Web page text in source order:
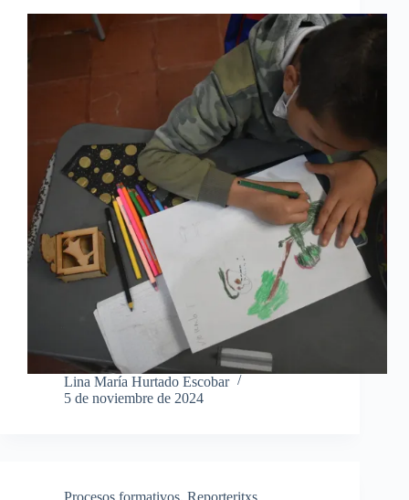
Lina María Hurtado Escobar
5 de noviembre de 2024
Procesos formativos, Reporteritxs